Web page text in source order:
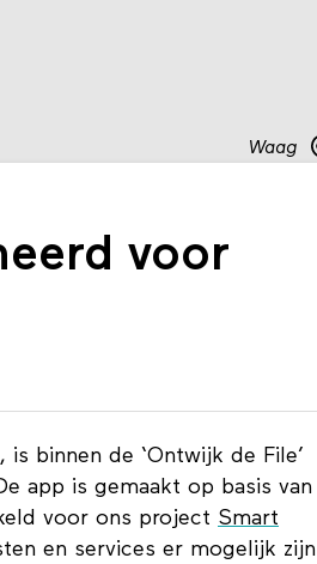
Waag
voor
binnen de ‘Ontwijk de File’
app is gemaakt op basis van
voor ons project Smart
en services er mogelijk zijn